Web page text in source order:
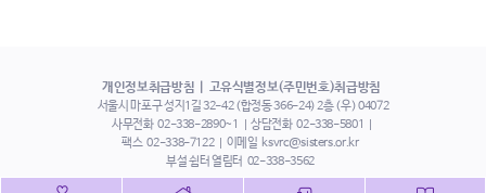
개인정보취급방침 고유식별정보(주민번호)취급방침
서울시 마포구 성지1길 32-42 (합정동 366-24) 2층 (우) 04072
사무전화 02-338-2890~1 상담전화 02-338-5801
팩스 02-338-7122 이메일 ksvrc@sisters.or.kr
부설 쉼터 열림터 02-338-3562